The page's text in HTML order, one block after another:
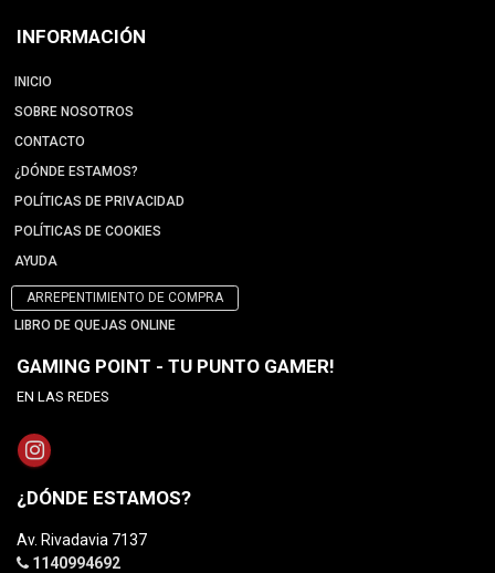
INFORMACIÓN
INICIO
SOBRE NOSOTROS
CONTACTO
¿DÓNDE ESTAMOS?
POLÍTICAS DE PRIVACIDAD
POLÍTICAS DE COOKIES
AYUDA
ARREPENTIMIENTO DE COMPRA
LIBRO DE QUEJAS ONLINE
GAMING POINT - TU PUNTO GAMER!
EN LAS REDES
¿DÓNDE ESTAMOS?
Av. Rivadavia 7137
1140994692